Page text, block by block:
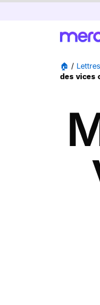
🏠 / Lettres
des vices